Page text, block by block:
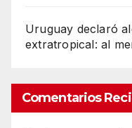
Uruguay declaró
extratropical: al
Comentarios